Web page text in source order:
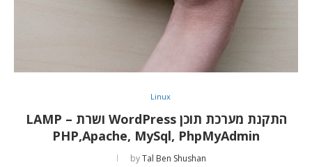
Linux
התקנת מערכת תוכן WordPress ושרת LAMP –
PHP,Apache, MySql, PhpMyAdmin
byTal Ben Shushan